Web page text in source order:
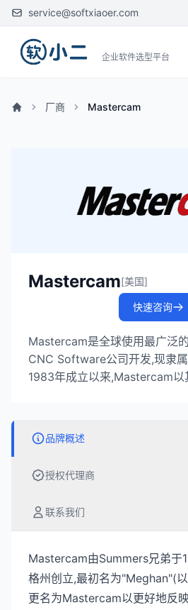
service@softxiaoer.com
企业软件选型平台
厂商 Mastercam
Mastercam[美国]
快速咨询
Mastercam是全球使用最广泛
CNC Software公司开发,现隶
1983年成立以来,Mastercam以
方案,广泛应用于航空航天、汽
业。
品牌概述
授权代理商
联系我们
Mastercam由Summers兄弟于
格州创立,最初名为"Meghan"(
更名为Mastercam以更好地反